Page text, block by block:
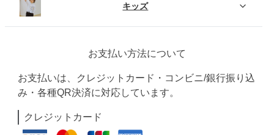
キッズ
お支払い方法について
お支払いは、クレジットカード・コンビニ/銀行振り込
み・各種QR決済に対応しています。
クレジットカード